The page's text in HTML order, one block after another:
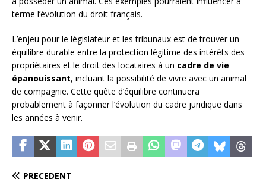
terme l’évolution du droit français.
L’enjeu pour le législateur et les tribunaux est de trouver un
équilibre durable entre la protection légitime des intérêts des
propriétaires et le droit des locataires à un cadre de vie
épanouissant, incluant la possibilité de vivre avec un animal
de compagnie. Cette quête d’équilibre continuera
probablement à façonner l’évolution du cadre juridique dans
les années à venir.
PRÉCÉDENT